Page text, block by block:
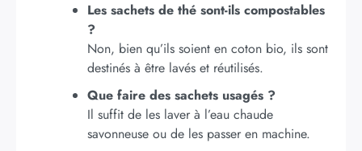
Les sachets de thé sont-ils compostables
?
Non, bien qu’ils soient en coton bio, ils sont
destinés à être lavés et réutilisés.
Que faire des sachets usagés ?
Il suffit de les laver à l’eau chaude
savonneuse ou de les passer en machine.